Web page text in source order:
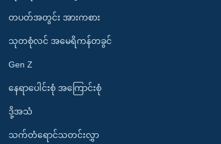
တပတ်အတွင်း အားကစား
သုတစုံလင် အမေရိကန်တခွင်
Gen Z
နေရာပေါင်းစုံ အကြောင်းစုံ
ဒို့အသံ
သက်တံရောင်သတင်းလွှာ